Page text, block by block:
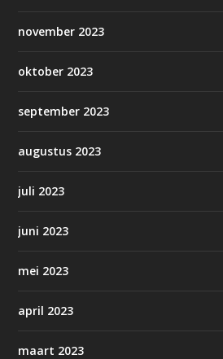
november 2023
oktober 2023
september 2023
augustus 2023
juli 2023
juni 2023
mei 2023
april 2023
maart 2023